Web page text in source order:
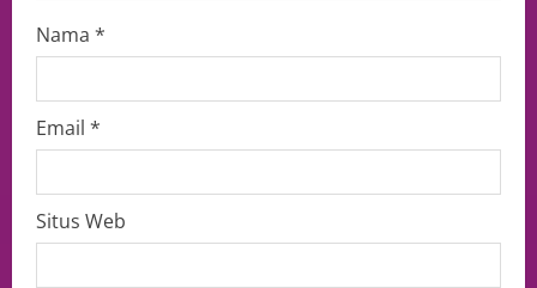
Nama *
Email *
Situs Web